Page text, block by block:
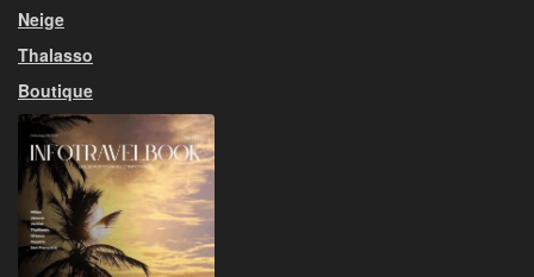
Neige
Thalasso
Boutique